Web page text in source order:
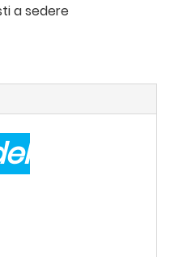
a sedere